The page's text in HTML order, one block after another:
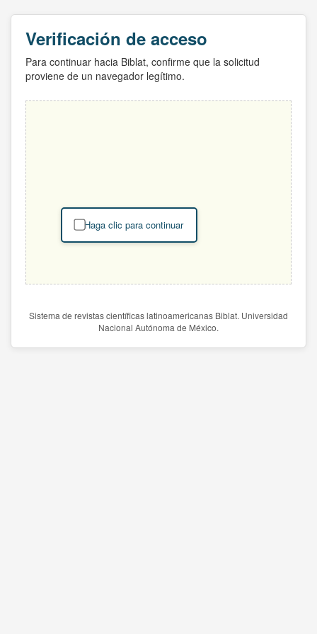
Verificación de acceso
Para continuar hacia Biblat, confirme que la solicitud
proviene de un navegador legítimo.
Haga clic para continuar
Sistema de revistas científicas latinoamericanas Biblat. Universidad
Nacional Autónoma de México.